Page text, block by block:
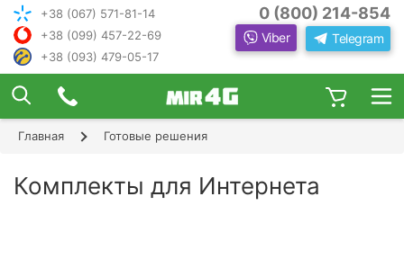
+38 (067) 571-81-14
+38 (099) 457-22-69
+38 (093) 479-05-17
0 (800) 214-854
Viber Telegram
Главная Готовые решения
Комплекты для Интернета
ПОДОБРАТЬ ИНТЕРНЕТ С ИН
ЖЕНЕРОМ-
КОНСУЛЬТАНТОМ
Чтобы выбрать лучшего оператора и
оборудование, ответьте, пожалуйста, на
следую
щие вопросы:
×